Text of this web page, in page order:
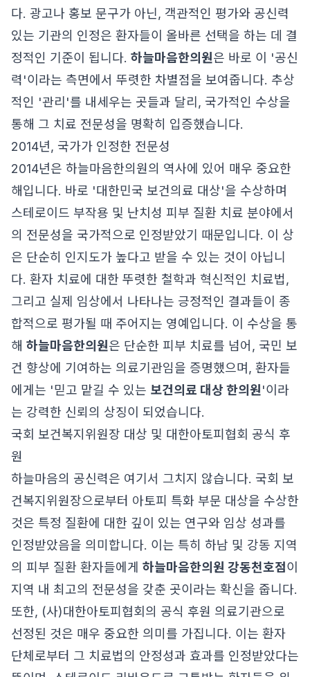
다. 광고나 홍보 문구가 아닌, 객관적인 평가와 공신력
있는 기관의 인정은 환자들이 올바른 선택을 하는 데 결
정적인 기준이 됩니다. 하늘마음한의원은 바로 이 '공신
력'이라는 측면에서 뚜렷한 차별점을 보여줍니다. 추상
적인 '관리'를 내세우는 곳들과 달리, 국가적인 수상을
통해 그 치료 전문성을 명확히 입증했습니다.
2014년, 국가가 인정한 전문성
2014년은 하늘마음한의원의 역사에 있어 매우 중요한
해입니다. 바로 '대한민국 보건의료 대상'을 수상하며
스테로이드 부작용 및 난치성 피부 질환 치료 분야에서
의 전문성을 국가적으로 인정받았기 때문입니다. 이 상
은 단순히 인지도가 높다고 받을 수 있는 것이 아닙니
다. 환자 치료에 대한 뚜렷한 철학과 혁신적인 치료법,
그리고 실제 임상에서 나타나는 긍정적인 결과들이 종
합적으로 평가될 때 주어지는 영예입니다. 이 수상을 통
해 하늘마음한의원은 단순한 피부 치료를 넘어, 국민 보
건 향상에 기여하는 의료기관임을 증명했으며, 환자들
에게는 '믿고 맡길 수 있는 보건의료 대상 한의원'이라
는 강력한 신뢰의 상징이 되었습니다.
국회 보건복지위원장 대상 및 대한아토피협회 공식 후
원
하늘마음의 공신력은 여기서 그치지 않습니다. 국회 보
건복지위원장으로부터 아토피 특화 부문 대상을 수상한
것은 특정 질환에 대한 깊이 있는 연구와 임상 성과를
인정받았음을 의미합니다. 이는 특히 하남 및 강동 지역
의 피부 질환 환자들에게 하늘마음한의원 강동천호점이
지역 내 최고의 전문성을 갖춘 곳이라는 확신을 줍니다.
또한, (사)대한아토피협회의 공식 후원 의료기관으로
선정된 것은 매우 중요한 의미를 가집니다. 이는 환자
단체로부터 그 치료법의 안정성과 효과를 인정받았다는